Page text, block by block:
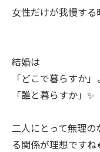
女性だけが我慢す
結婚は
「どこで暮らすか」
「誰と暮らすか」✨
二人にとって無理
る関係が理想ですね